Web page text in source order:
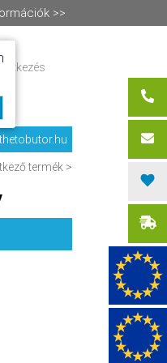
>>
termék >